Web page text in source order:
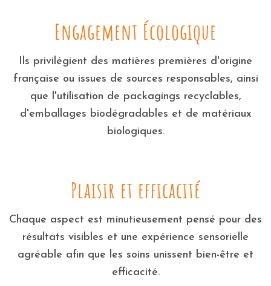
Engagement Écologique
Ils privilégient des matières premières d'origine
française ou issues de sources responsables, ainsi
que l'utilisation de packagings recyclables,
d'emballages biodégradables et de matériaux
biologiques.
Plaisir et efficacité
Chaque aspect est minutieusement pensé pour des
résultats visibles et une expérience sensorielle
agréable afin que les soins unissent bien-être et
efficacité.